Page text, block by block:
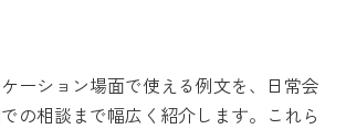
ーション場面で使える例文を、日常会
の相談まで幅広く紹介します。これら